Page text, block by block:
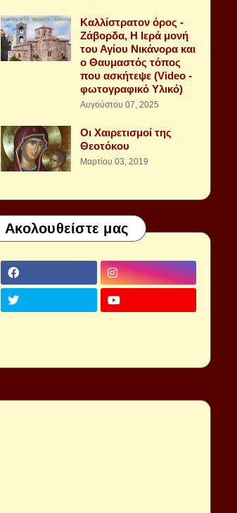
Καλλίστρατον όρος -
Ζάβορδα, Η Ιερά μονή
του Αγίου Νικάνορα και
ο Θαυμαστός τόπος
που ασκήτεψε (Video -
φωτογραφικό Υλικό)
Αυγούστου 07, 2025
Οι Χαιρετισμοί της
Θεοτόκου
Μαρτίου 03, 2019
Ακολουθείστε μας